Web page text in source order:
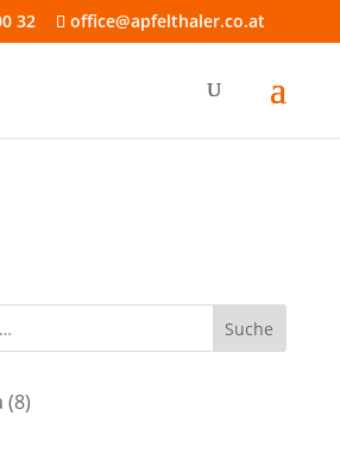
32 office@apfelthaler.co.at
Suche
88